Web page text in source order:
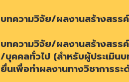
บทความวิจัย/ผลงานสร้างสรร
บทความวิจัย/ผลงานสร้างสรร
/บุคคลทั่วไป (สำหรับผู้ประเมิน
ยื่นเพื่อทำผลงานทางวิชาการร